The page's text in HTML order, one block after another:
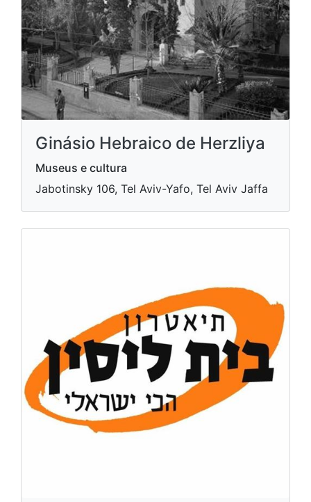
Ginásio Hebraico de Herzliya
Museus e cultura
Jabotinsky 106, Tel Aviv-Yafo, Tel Aviv Jaffa